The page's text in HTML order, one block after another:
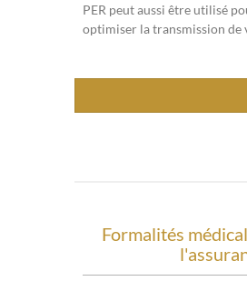
PER peut aussi être utilisé
optimiser la transmission de
Formalités